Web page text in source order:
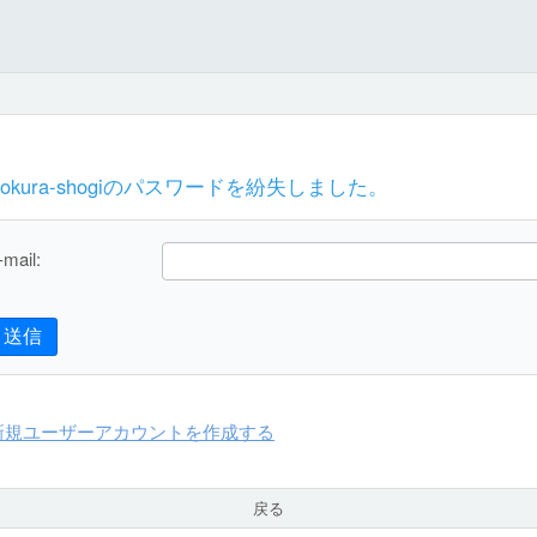
shogiのパスワードを紛失しました。
送信
規ユーザーアカウントを作成する
戻る